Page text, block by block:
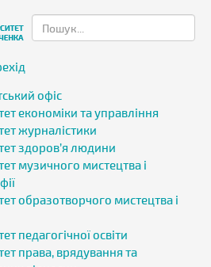
офіс
економіки та управління
журналістики
здоров’я людини
музичного мистецтва і
образотворчого мистецтва і
педагогічної освіти
права, врядування та